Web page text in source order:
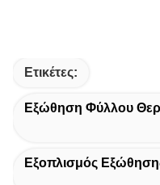
Ετικέτες:
Εξώθηση Φύλλου
Εξοπλισμός